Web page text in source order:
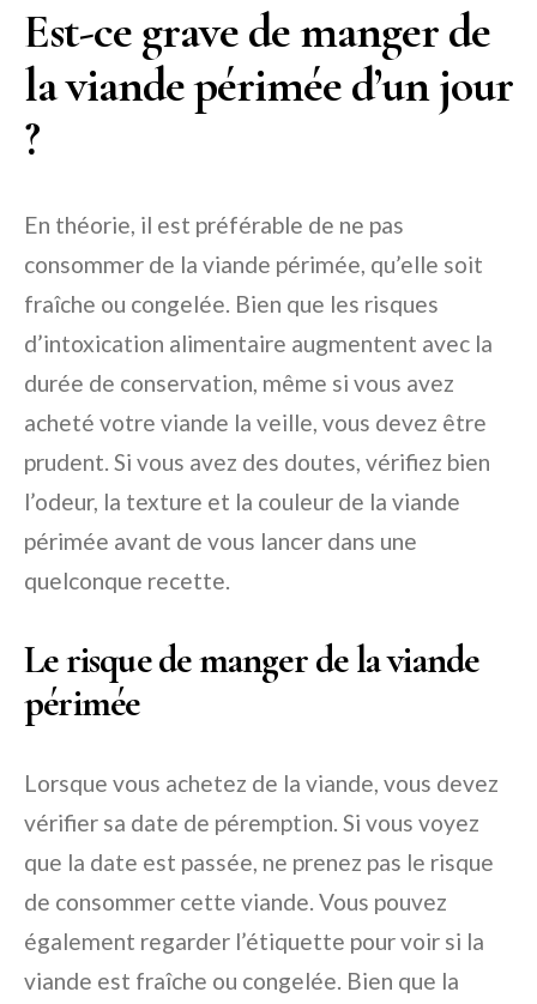
Est-ce grave de manger de
la viande périmée d’un jour
?
En théorie, il est préférable de ne pas
consommer de la viande périmée, qu’elle soit
fraîche ou congelée. Bien que les risques
d’intoxication alimentaire augmentent avec la
durée de conservation, même si vous avez
acheté votre viande la veille, vous devez être
prudent. Si vous avez des doutes, vérifiez bien
l’odeur, la texture et la couleur de la viande
périmée avant de vous lancer dans une
quelconque recette.
Le risque de manger de la viande
périmée
Lorsque vous achetez de la viande, vous devez
vérifier sa date de péremption. Si vous voyez
que la date est passée, ne prenez pas le risque
de consommer cette viande. Vous pouvez
également regarder l’étiquette pour voir si la
viande est fraîche ou congelée. Bien que la